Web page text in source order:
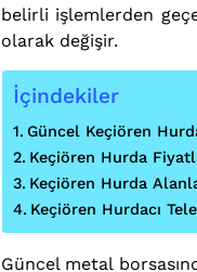
belirli işlemlerden
olarak değişir.
İçindekiler
Güncel Keçiören
Keçiören Hurda
Keçiören Hurda
Keçiören Hurdacı
Güncel metal